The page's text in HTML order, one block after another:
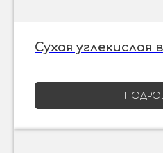
Сухая углекислая